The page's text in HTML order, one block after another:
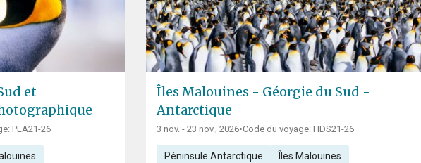
et
PLA21-26
Îles Malouines - Géorgie du Sud -
Antarctique
3 nov. - 23 nov., 2026•Code du voyage: HDS21-26
Péninsule Antarctique Îles Malouines